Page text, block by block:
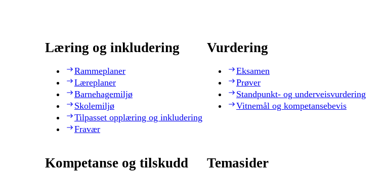
Læring og inkludering
Rammeplaner
Læreplaner
Barnehagemiljø
Skolemiljø
Tilpasset opplæring og inkludering
Fravær
Vurdering
Eksamen
Prøver
Standpunkt- og underveisvurdering
Vitnemål og kompetansebevis
Kompetanse og tilskudd Temasider